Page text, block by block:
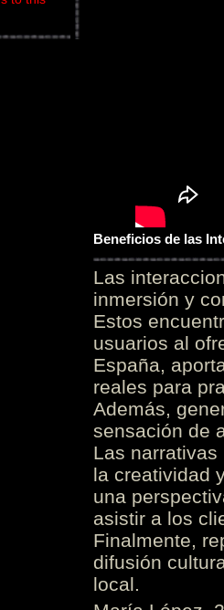
Beneficios de las
Las
inmersión y
Estos
usuarios al
España,
reales para
Además,
sensación de
Las
la creatividad
una
asistir a los
Finalmente,
difusión
local.